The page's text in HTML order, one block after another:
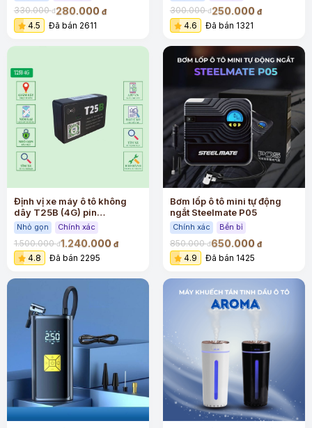
330.000đ280.000 đ
4.5 Đã bán 2611
300.000đ250.000 đ
4.6 Đã bán 1321
Định vị xe máy ô tô không
dây T25B (4G) pin
3000mAh bảo hành 12 tháng
Nhỏ gọn Chính xác
1.500.000đ1.240.000 đ
4.8 Đã bán 2295
Bơm lốp ô tô mini tự động
ngắt Steelmate P05
Chính xác Bền bỉ
850.000đ650.000 đ
4.9 Đã bán 1425